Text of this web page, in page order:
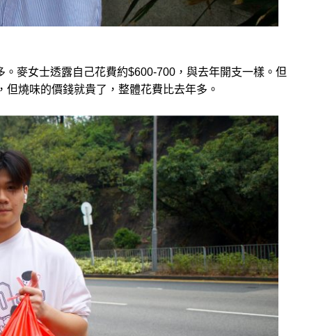
麥女士透露自己花費約$600-700，與去年開支一樣。但
燒味的價錢就貴了，整體花費比去年多。